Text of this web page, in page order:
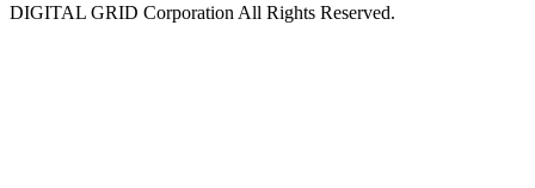
DIGITAL GRID Corporation All Rights Reserved.